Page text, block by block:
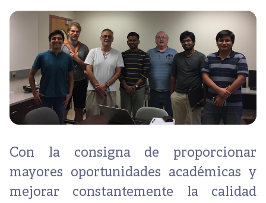
Con la consigna de proporcionar
mayores oportunidades académicas y
mejorar constantemente la calidad